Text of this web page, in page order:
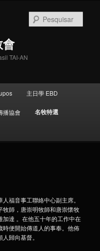
TAI-AN
主日學 EBD
播協會 名牧特選
福音事工聯絡中心副主席。
牧師，唐崇­明牧師和唐崇懷牧
達 。在他五十年的工作中在
便開始傳道人的事奉。他佈
歸向基督。